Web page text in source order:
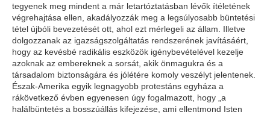
tegyenek meg mindent a már letartóztatásban lévők ítéletének
végrehajtása ellen, akadályozzák meg a legsúlyosabb büntetési
tétel újbóli bevezetését ott, ahol ezt mérlegeli az állam. Illetve
dolgozzanak az igazságszolgáltatás rendszerének javításáért,
hogy az kevésbé radikális eszközök igénybevételével kezelje
azoknak az embereknek a sorsát, akik önmagukra és a
társadalom biztonságára és jólétére komoly veszélyt jelentenek.
Észak-Amerika egyik legnagyobb protestáns egyháza a
rákövetkező évben egyenesen úgy fogalmazott, hogy „a
halálbüntetés a bosszúállás kifejezése, ami ellentmond Isten